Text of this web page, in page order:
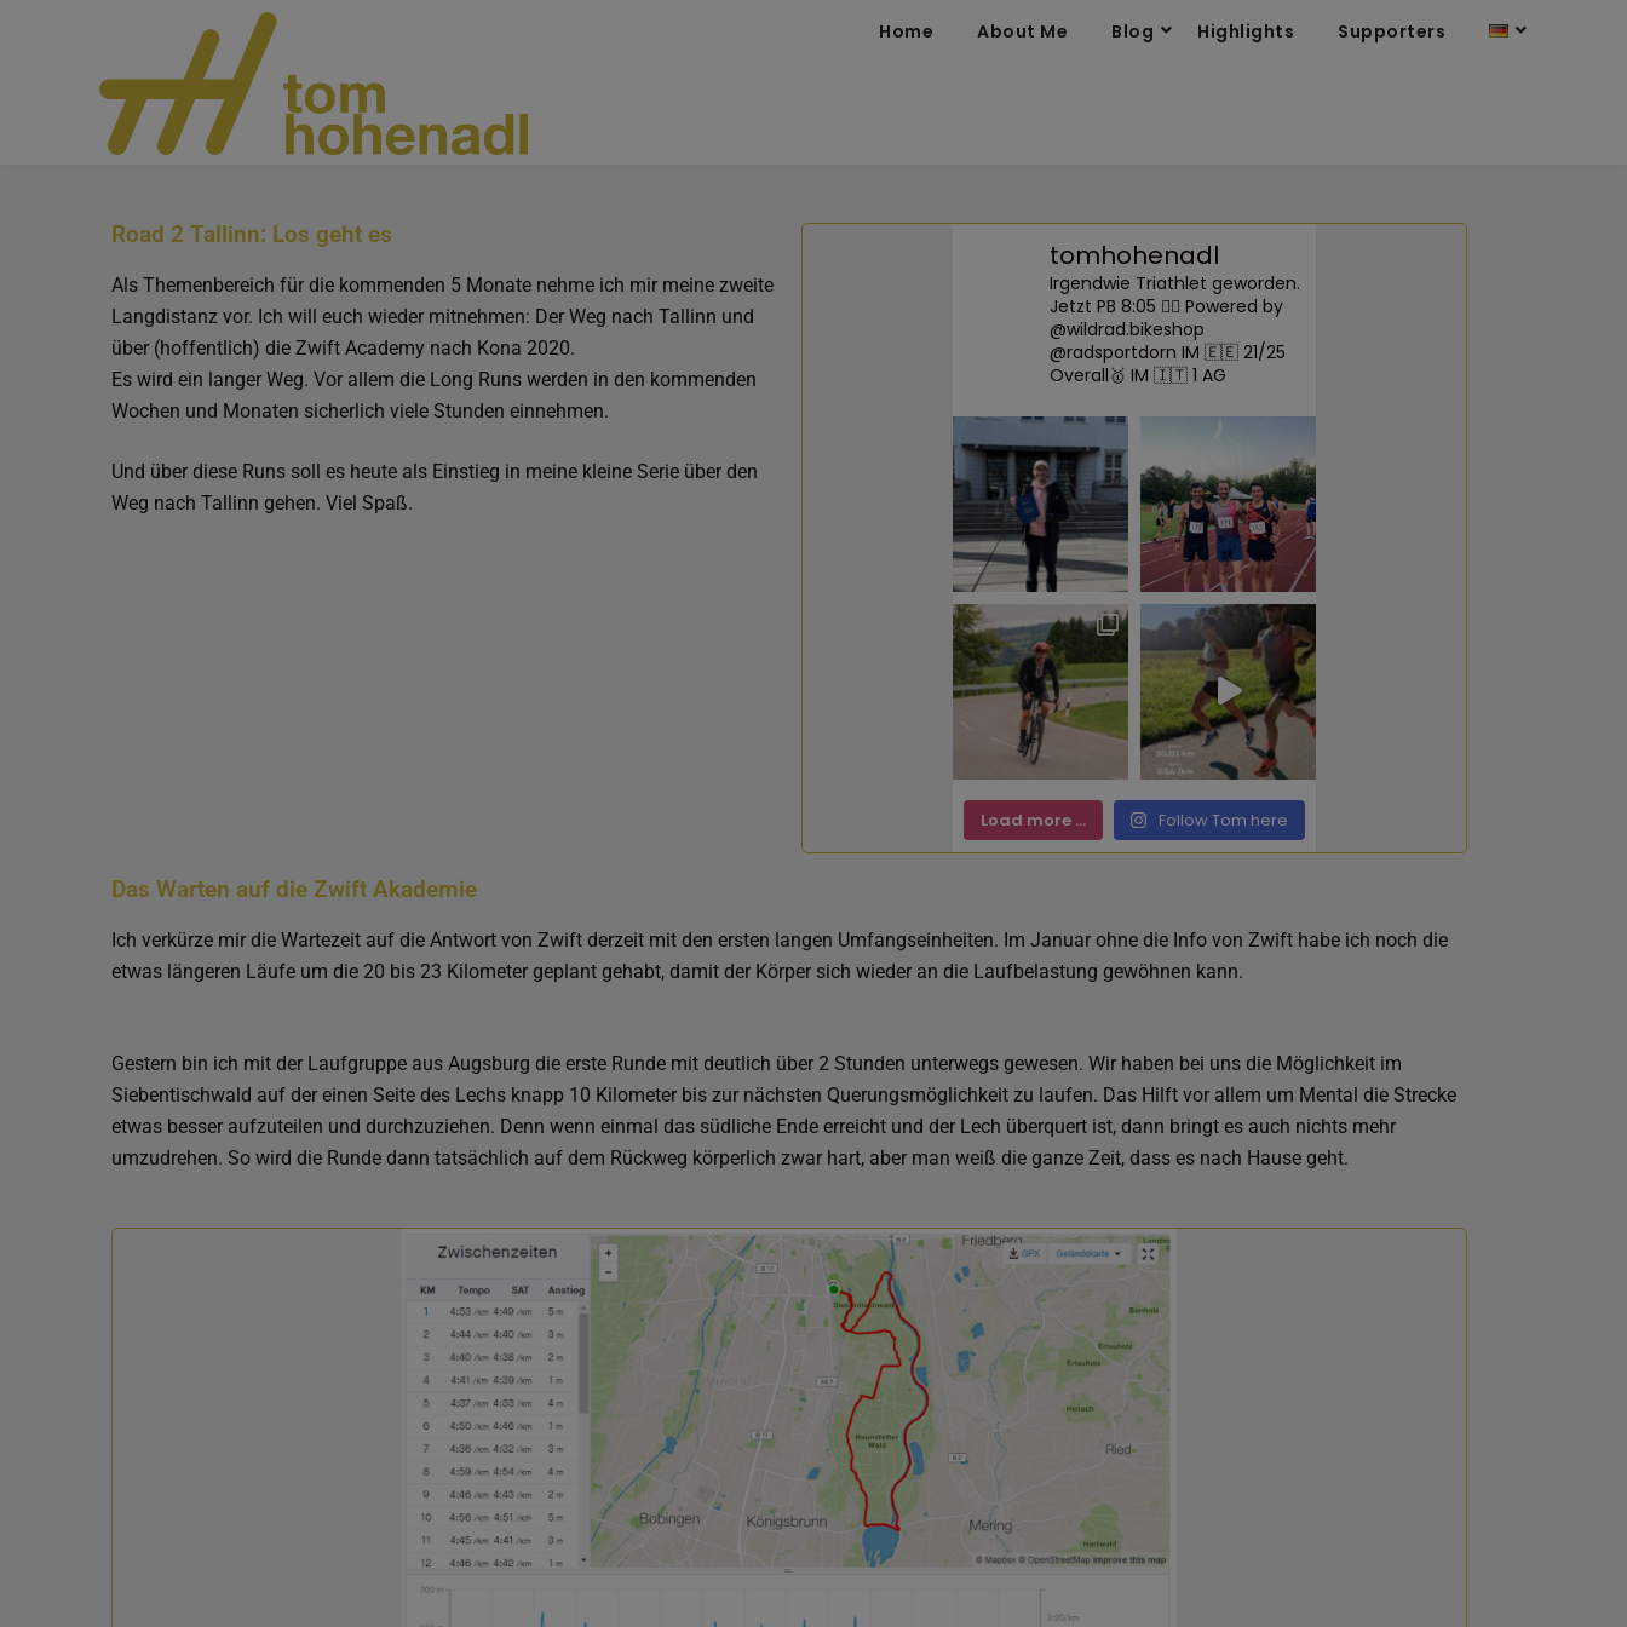
Home About Me Blog Highlights Supporters
Road 2 Tallinn: Los geht es
Als Themenbereich für die kommenden 5 Monate nehme ich mir meine zweite
Langdistanz vor. Ich will euch wieder mitnehmen: Der Weg nach Tallinn und
über (hoffentlich) die Zwift Academy nach Kona 2020.
Es wird ein langer Weg. Vor allem die Long Runs werden in den kommenden
Wochen und Monaten sicherlich viele Stunden einnehmen.
Und über diese Runs soll es heute als Einstieg in meine kleine Serie über den
Weg nach Tallinn gehen. Viel Spaß.
tomhohenadl
Irgendwie Triathlet geworden.
Jetzt PB 8:05 🙋‍♂️ Powered by
@wildrad.bikeshop
@radsportdorn IM 🇪🇪 21/25
Overall🥇 IM 🇮🇹 1 AG
Load more ... Follow Tom here
Das Warten auf die Zwift Akademie
Ich verkürze mir die Wartezeit auf die Antwort von Zwift derzeit mit den ersten langen Umfangseinheiten. Im Januar ohne die Info von Zwift habe ich noch die
etwas längeren Läufe um die 20 bis 23 Kilometer geplant gehabt, damit der Körper sich wieder an die Laufbelastung gewöhnen kann.
Gestern bin ich mit der Laufgruppe aus Augsburg die erste Runde mit deutlich über 2 Stunden unterwegs gewesen. Wir haben bei uns die Möglichkeit im
Siebentischwald auf der einen Seite des Lechs knapp 10 Kilometer bis zur nächsten Querungsmöglichkeit zu laufen. Das Hilft vor allem um Mental die Strecke
etwas besser aufzuteilen und durchzuziehen. Denn wenn einmal das südliche Ende erreicht und der Lech überquert ist, dann bringt es auch nichts mehr
umzudrehen. So wird die Runde dann tatsächlich auf dem Rückweg körperlich zwar hart, aber man weiß die ganze Zeit, dass es nach Hause geht.